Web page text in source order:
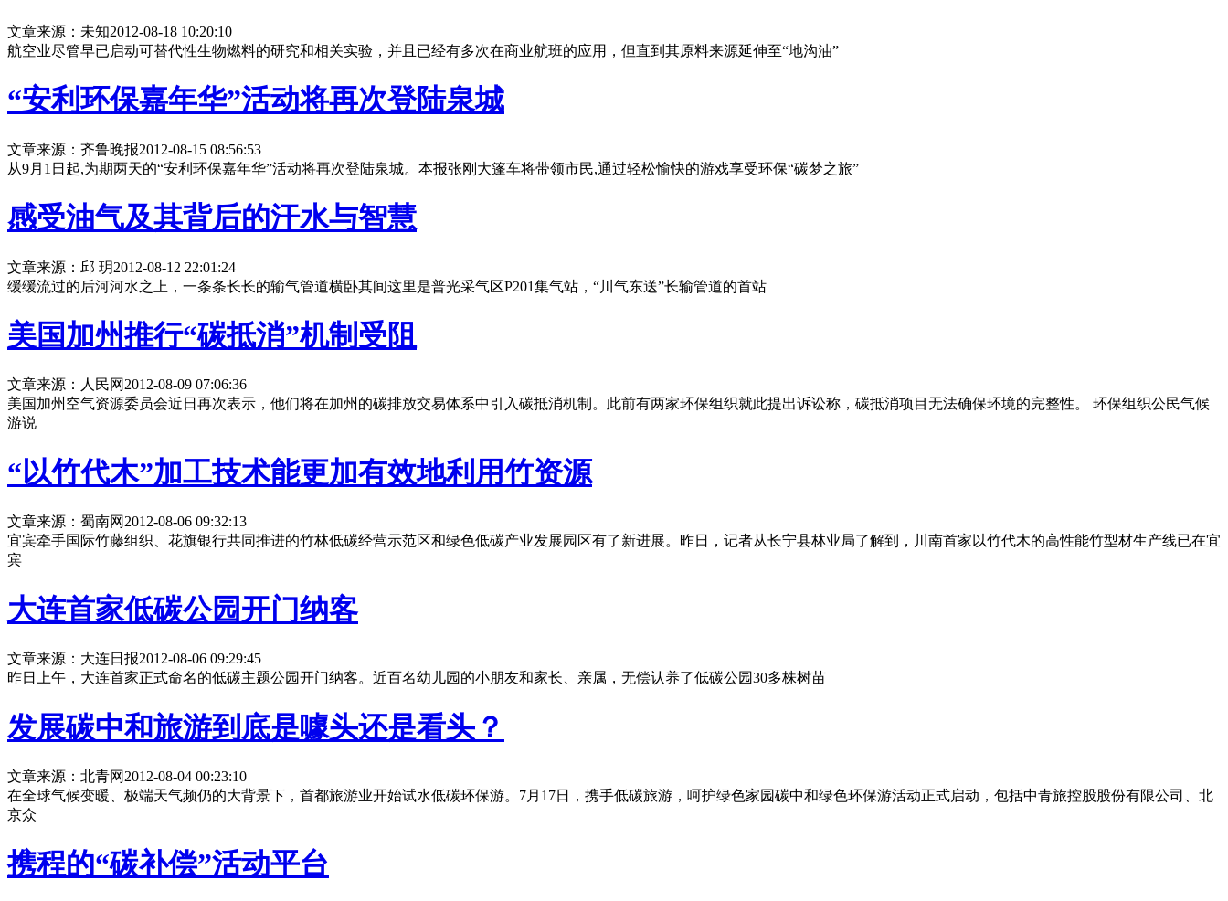
文章来源：未知2012-08-18 10:20:10
航空业尽管早已启动可替代性生物燃料的研究和相关实验，并且已经有多次在商业航班的应用，但直到其原料来源延伸至“地沟油”
“安利环保嘉年华”活动将再次登陆泉城
文章来源：齐鲁晚报2012-08-15 08:56:53
从9月1日起,为期两天的“安利环保嘉年华”活动将再次登陆泉城。本报张刚大篷车将带领市民,通过轻松愉快的游戏享受环保“碳梦之旅”
感受油气及其背后的汗水与智慧
文章来源：邱 玥2012-08-12 22:01:24
缓缓流过的后河河水之上，一条条长长的输气管道横卧其间这里是普光采气区P201集气站，“川气东送”长输管道的首站
美国加州推行“碳抵消”机制受阻
文章来源：人民网 2012-08-09 07:06:36
美国加州空气资源委员会近日再次表示，他们将在加州的碳排放交易体系中引入碳抵消机制。此前有两家环保组织就此提出诉讼称，碳抵消项目无法确保环境的完整性。 环保组织公民气候
游说
“以竹代木”加工技术能更加有效地利用竹资源
文章来源：蜀南网 2012-08-06 09:32:13
宜宾牵手国际竹藤组织、花旗银行共同推进的竹林低碳经营示范区和绿色低碳产业发展园区有了新进展。昨日，记者从长宁县林业局了解到，川南首家以竹代木的高性能竹型材生产线已在宜
宾
大连首家低碳公园开门纳客
文章来源：大连日报2012-08-06 09:29:45
昨日上午，大连首家正式命名的低碳主题公园开门纳客。近百名幼儿园的小朋友和家长、亲属，无偿认养了低碳公园30多株树苗
发展碳中和旅游到底是噱头还是看头？
文章来源：北青网 2012-08-04 00:23:10
在全球气候变暖、极端天气频仍的大背景下，首都旅游业开始试水低碳环保游。7月17日，携手低碳旅游，呵护绿色家园碳中和绿色环保游活动正式启动，包括中青旅控股股份有限公司、北
京众
携程的“碳补偿”活动平台